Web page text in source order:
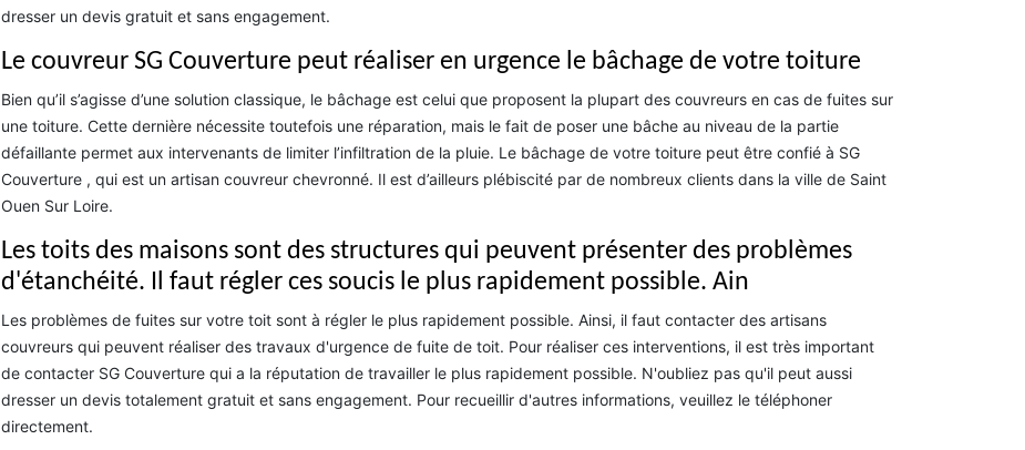
dresser un devis gratuit et sans engagement.
Le couvreur SG Couverture peut réaliser en urgence le bâchage de votre toiture
Bien qu’il s’agisse d’une solution classique, le bâchage est celui que proposent la plupart des couvreurs en cas de fuites sur
une toiture. Cette dernière nécessite toutefois une réparation, mais le fait de poser une bâche au niveau de la partie
défaillante permet aux intervenants de limiter l’infiltration de la pluie. Le bâchage de votre toiture peut être confié à SG
Couverture , qui est un artisan couvreur chevronné. Il est d’ailleurs plébiscité par de nombreux clients dans la ville de Saint
Ouen Sur Loire.
Les toits des maisons sont des structures qui peuvent présenter des problèmes
d'étanchéité. Il faut régler ces soucis le plus rapidement possible. Ain
Les problèmes de fuites sur votre toit sont à régler le plus rapidement possible. Ainsi, il faut contacter des artisans
couvreurs qui peuvent réaliser des travaux d'urgence de fuite de toit. Pour réaliser ces interventions, il est très important
de contacter SG Couverture qui a la réputation de travailler le plus rapidement possible. N'oubliez pas qu'il peut aussi
dresser un devis totalement gratuit et sans engagement. Pour recueillir d'autres informations, veuillez le téléphoner
directement.